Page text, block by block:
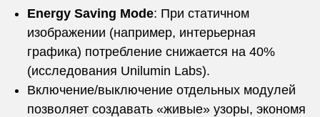
Energy Saving Mode: При статичном
изображении (например, интерьерная
графика) потребление снижается на 40%
(исследования Unilumin Labs).
Включение/выключение отдельных модулей
позволяет создавать «живые» узоры, экономя